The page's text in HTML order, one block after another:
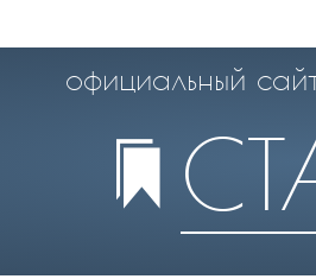
официальный